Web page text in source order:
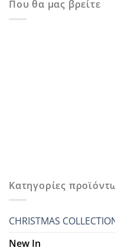
Που θα μας βρείτε
Κατηγορίες
CHRISTMAS
New In